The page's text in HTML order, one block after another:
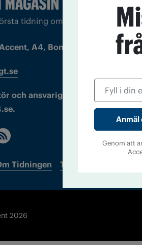
tidning om droger och
A4, Bondegatan 21, 116 33
och ansvarig utgivare: Barbro
Tidningen Tidningsarkiv
2026
Genom att